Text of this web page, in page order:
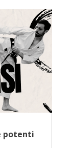
potenti